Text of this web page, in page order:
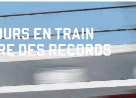
EN TRAIN
DES RECORDS